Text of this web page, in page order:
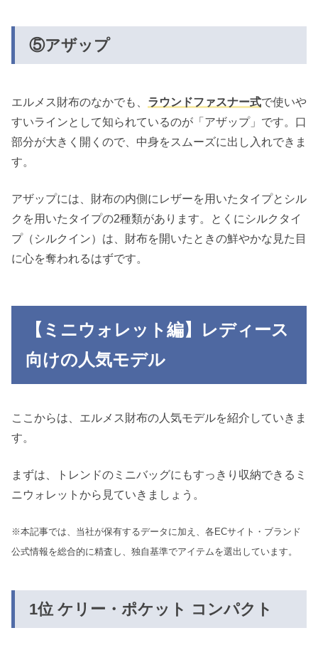
⑤アザップ
エルメス財布のなかでも、 ラウンドファスナー式で使いや
すいラインとして知られているのが「アザップ」です。口
部分が大きく開くので、中身をスムーズに出し入れできま
す。
アザップには、財布の内側にレザーを用いたタイプとシル
クを用いたタイプの2種類があります。とくにシルクタイ
プ（シルクイン）は、財布を開いたときの鮮やかな見た目
に心を奪われるはずです。
【ミニウォレット編】レディース
向けの人気モデル
ここからは、エルメス財布の人気モデルを紹介していきま
す。
まずは、トレンドのミニバッグにもすっきり収納できるミ
ニウォレットから見ていきましょう。
※本記事では、当社が保有するデータに加え、各ECサイト・ブランド
公式情報を総合的に精査し、独自基準でアイテムを選出しています。
1位 ケリー・ポケット コンパクト